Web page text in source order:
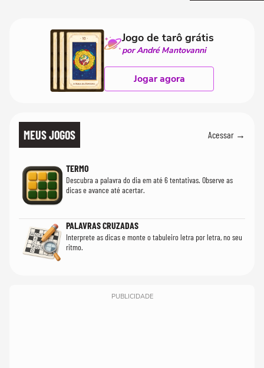
Jogo de tarô grátis
por André Mantovanni
Jogar agora
MEUS JOGOS Acessar →
TERMO
Descubra a palavra do dia em até 6 tentativas. Observe as
dicas e avance até acertar.
PALAVRAS CRUZADAS
Interprete as dicas e monte o tabuleiro letra por letra, no seu
ritmo.
PUBLICIDADE